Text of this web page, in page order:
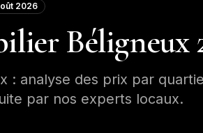
2026
Béligneux
: analyse des prix par
par nos experts locaux.